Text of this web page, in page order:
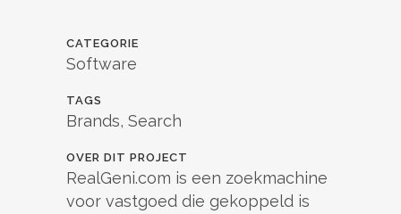
CATEGORIE
Software
TAGS
Brands, Search
OVER DIT PROJECT
RealGeni.com is een zoekmachine
voor vastgoed die gekoppeld is